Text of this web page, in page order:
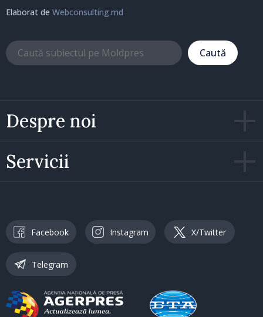
Despre noi
Servicii
Elaborat de Webconsulting.md
Caută
Facebook Instagram X/Twitter
Telegram